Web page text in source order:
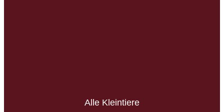
Alle Kleintiere